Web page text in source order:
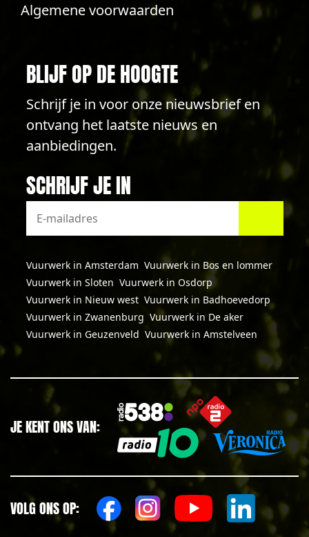
Algemene voorwaarden
BLIJF OP DE HOOGTE
Schrijf je in voor onze nieuwsbrief en
ontvang het laatste nieuws en
aanbiedingen.
SCHRIJF JE IN
Vuurwerk in Amsterdam Vuurwerk in Bos en lommer
Vuurwerk in Sloten Vuurwerk in Osdorp
Vuurwerk in Nieuw west Vuurwerk in Badhoevedorp
Vuurwerk in Zwanenburg Vuurwerk in De aker
Vuurwerk in Geuzenveld Vuurwerk in Amstelveen
JE KENT ONS VAN:
VOLG ONS OP: